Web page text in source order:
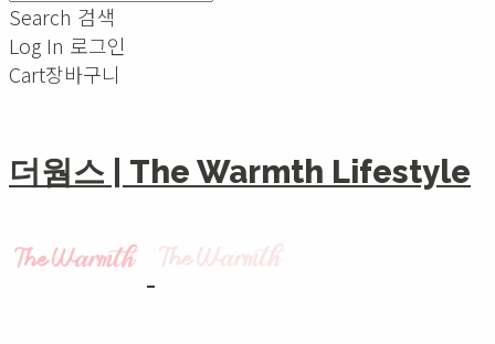
Search 검색
Log In 로그인
Cart장바구니
더웜스 | The Warmth Lifestyle